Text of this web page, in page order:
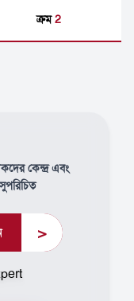
ক্রম2
কেন্দ্র এবং
>